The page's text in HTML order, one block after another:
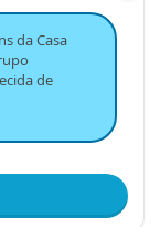
da Casa
de